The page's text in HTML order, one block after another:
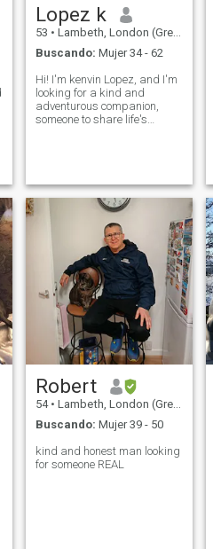
Lopez k
53 • Lambeth, London (Greater), Reino Unido
Buscando: Mujer 34 - 62
Hi! I'm kenvin Lopez, and I'm
looking for a kind and
adventurous companion,
someone to share life's
playing music, or just
relaxing with a goo
Robert
54 • Lambeth, London (Greater), Reino Unido
Buscando: Mujer 39 - 50
kind and honest man looking
for someone REAL